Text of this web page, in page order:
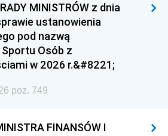
MINISTRÓW z dnia
ustanowienia
pod nazwą
Osób z
w 2026 r.&#8221;
poz. 749
FINANSÓW I